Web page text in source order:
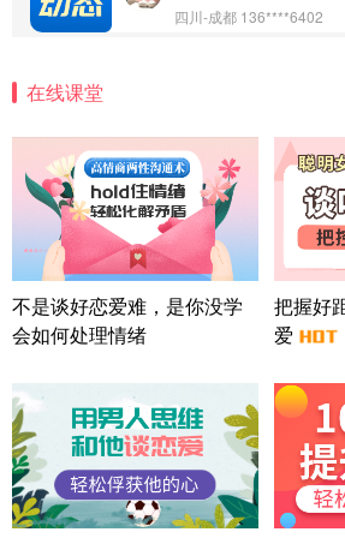
四川-成都 136****6402
方案
上海-浦东 177****9074
微信用户 Liberty 通过此
方案
广东-广州 188****5632
微信用户 司马锘 通过此
方案
湖北-武汉 135****7410
陕西-西安 139****6283
微信用户 喜欢下雨天^ 通
情感方案
浙江-宁波 150****8921
在线课堂
不是谈好恋爱难，是你没学
会如何处理情绪
把握好
爱